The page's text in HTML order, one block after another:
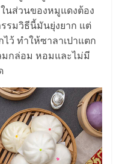
นส่วนของหมูแดงต้อง
รมวิธีนี้มันยุ่งยาก แต่
ว้ ทำให้ซาลาเปาแตก
มกล่อม หอมและไม่มี